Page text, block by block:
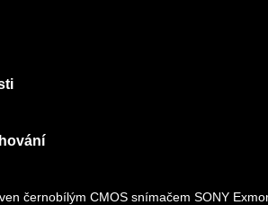
černobílým CMOS snímačem SONY